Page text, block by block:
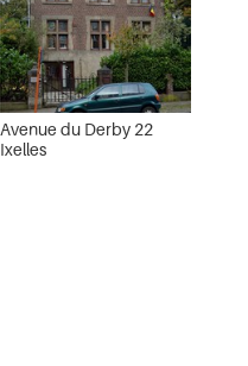
Avenue du Derby 22
Ixelles